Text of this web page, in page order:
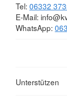
Tel: 06332
E-Mail:
WhatsApp:
Unterstützen